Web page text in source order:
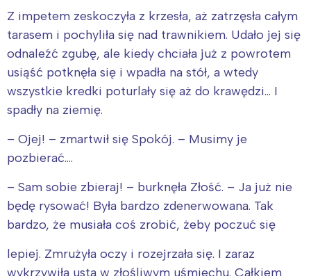
Z impetem zeskoczyła z krzesła, aż zatrzęsła całym
tarasem i pochyliła się nad trawnikiem. Udało jej się
odnaleźć zgubę, ale kiedy chciała już z powrotem
usiąść potknęła się i wpadła na stół, a wtedy
wszystkie kredki poturlały się aż do krawędzi… I
spadły na ziemię.
– Ojej! – zmartwił się Spokój. – Musimy je
pozbierać….
– Sam sobie zbieraj! – burknęła Złość. – Ja już nie
będę rysować! Była bardzo zdenerwowana. Tak
bardzo, że musiała coś zrobić, żeby poczuć się
lepiej. Zmrużyła oczy i rozejrzała się. I zaraz
wykrzywiła usta w złośliwym uśmiechu. Całkiem